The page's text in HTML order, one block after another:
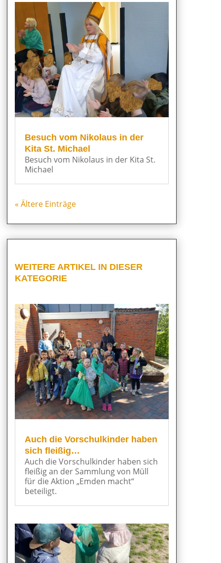
Besuch vom Nikolaus in der
Kita St. Michael
Besuch vom Nikolaus in der Kita St.
Michael
« Ältere Einträge
WEITERE ARTIKEL IN DIESER
KATEGORIE
Auch die Vorschulkinder haben
sich fleißig…
Auch die Vorschulkinder haben sich
fleißig an der Sammlung von Müll
für die Aktion „Emden macht“
beteiligt.